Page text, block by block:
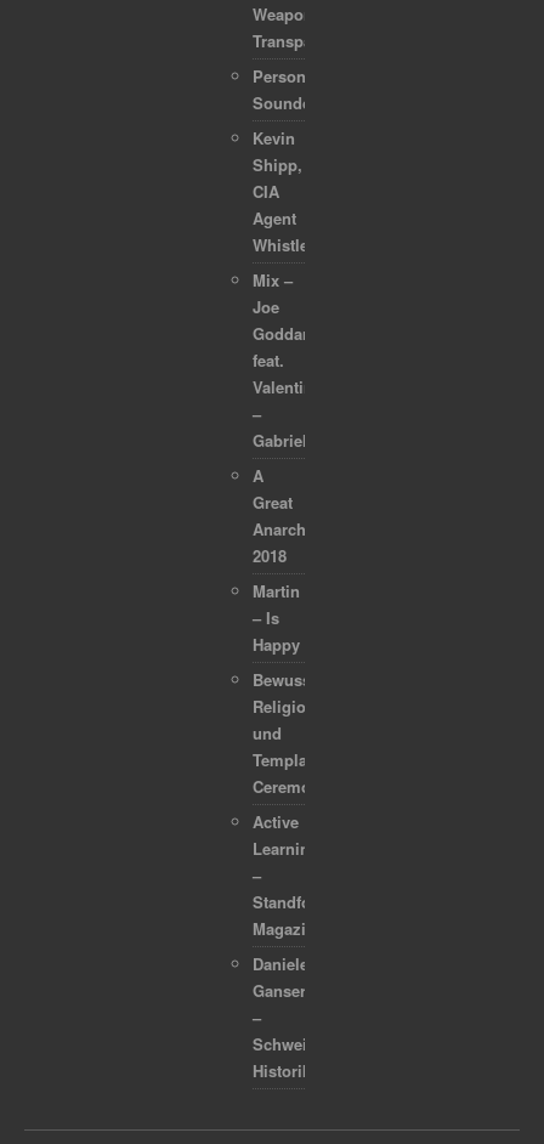
Weaponized
Transparency
Personal
Soundcollection
Kevin
Shipp,
CIA
Agent
Whistleblower
Mix –
Joe
Goddard
feat.
Valentina
–
Gabriel
A
Great
Anarchapulco
2018
Martin
– Is
Happy
Bewusstsein,
Religion
und
Template
Ceremonies
Active
Learning
–
Standford
Magazine
Daniele
Ganser
–
Schweizer
Historiker